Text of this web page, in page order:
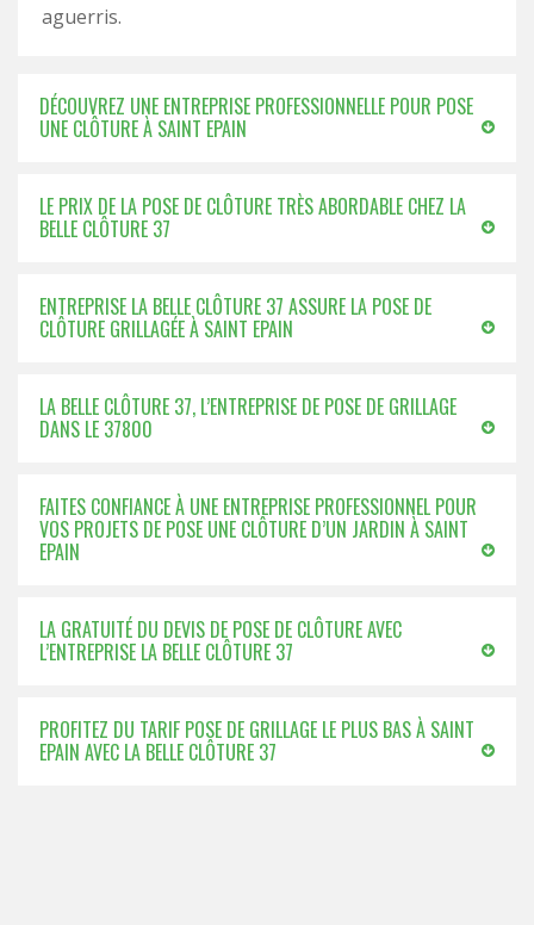
aguerris.
DÉCOUVREZ UNE ENTREPRISE PROFESSIONNELLE POUR POSE
UNE CLÔTURE À SAINT EPAIN
LE PRIX DE LA POSE DE CLÔTURE TRÈS ABORDABLE CHEZ LA
BELLE CLÔTURE 37
ENTREPRISE LA BELLE CLÔTURE 37 ASSURE LA POSE DE
CLÔTURE GRILLAGÉE À SAINT EPAIN
LA BELLE CLÔTURE 37, L’ENTREPRISE DE POSE DE GRILLAGE
DANS LE 37800
FAITES CONFIANCE À UNE ENTREPRISE PROFESSIONNEL POUR
VOS PROJETS DE POSE UNE CLÔTURE D’UN JARDIN À SAINT
EPAIN
LA GRATUITÉ DU DEVIS DE POSE DE CLÔTURE AVEC
L’ENTREPRISE LA BELLE CLÔTURE 37
PROFITEZ DU TARIF POSE DE GRILLAGE LE PLUS BAS À SAINT
EPAIN AVEC LA BELLE CLÔTURE 37